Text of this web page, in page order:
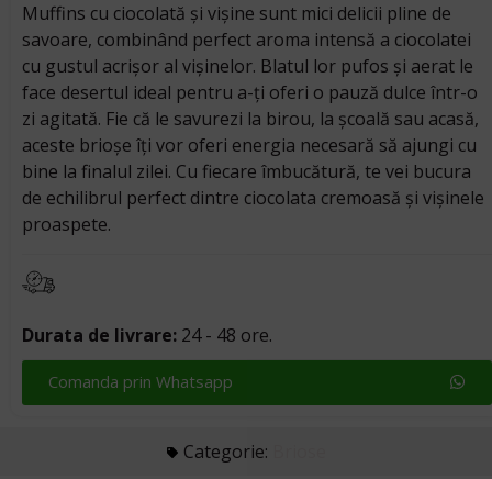
Muffins cu ciocolată și vișine sunt mici delicii pline de
savoare, combinând perfect aroma intensă a ciocolatei
cu gustul acrișor al vișinelor. Blatul lor pufos și aerat le
face desertul ideal pentru a-ți oferi o pauză dulce într-o
zi agitată. Fie că le savurezi la birou, la școală sau acasă,
aceste brioșe îți vor oferi energia necesară să ajungi cu
bine la finalul zilei. Cu fiecare îmbucătură, te vei bucura
de echilibrul perfect dintre ciocolata cremoasă și vișinele
proaspete.
Durata de livrare: 24 - 48 ore.
Comanda prin Whatsapp
Categorie: